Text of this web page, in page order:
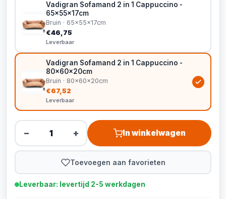
Vadigran Sofamand 2 in 1 Cappuccino -
65x55x17cm
Bruin · 65x55x17cm
€46,75
Leverbaar
Vadigran Sofamand 2 in 1 Cappuccino -
80x60x20cm
Bruin · 80x60x20cm
€67,52
Leverbaar
− + In winkelwagen
Toevoegen aan favorieten
Leverbaar: levertijd 2-5 werkdagen